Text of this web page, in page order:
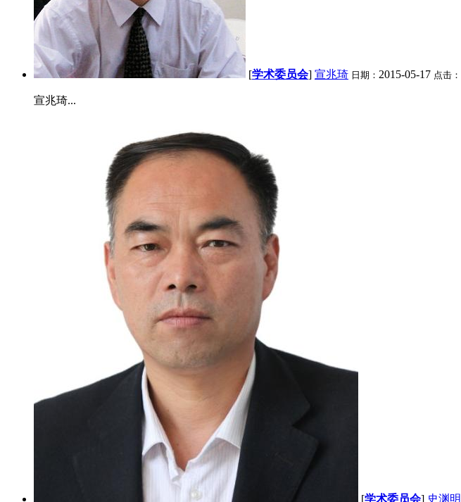
[学术委员会] 宣兆琦 日期： 2015-05-17 点击：
宣兆琦...
[学术委员会] 史渊明